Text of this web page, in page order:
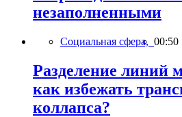
незаполненными
Социальная сфера, 00:50
Разделение линий
как избежать
коллапса?